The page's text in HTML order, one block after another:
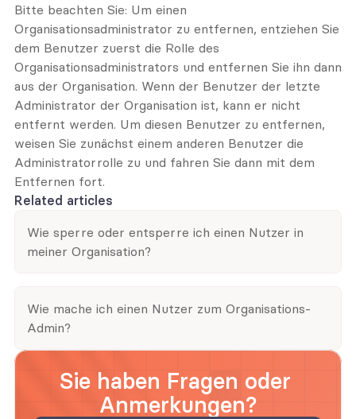
Bitte beachten Sie: Um einen
Organisationsadministrator zu entfernen, entziehen Sie
dem Benutzer zuerst die Rolle des
Organisationsadministrators und entfernen Sie ihn dann
aus der Organisation. Wenn der Benutzer der letzte
Administrator der Organisation ist, kann er nicht
entfernt werden. Um diesen Benutzer zu entfernen,
weisen Sie zunächst einem anderen Benutzer die
Administratorrolle zu und fahren Sie dann mit dem
Entfernen fort.
Related articles
Wie sperre oder entsperre ich einen Nutzer in
meiner Organisation?
Wie mache ich einen Nutzer zum Organisations-
Admin?
Sie haben Fragen oder
Anmerkungen?